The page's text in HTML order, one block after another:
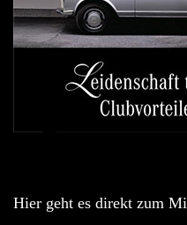
Hier geht es direkt zum